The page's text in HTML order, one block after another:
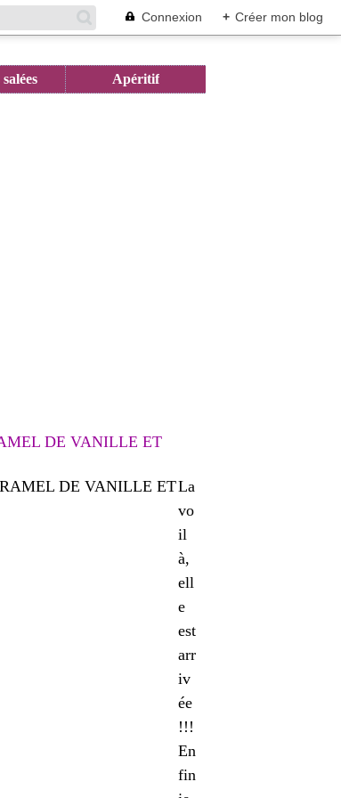
Connexion + Créer mon blog
Apéritif
DE VANILLE ET
La
vo
il
à,
ell
e
est
arr
iv
ée
!!!
En
fin